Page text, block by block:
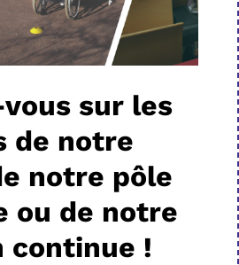
sur les
de notre
notre pôle
ou de notre
continue !